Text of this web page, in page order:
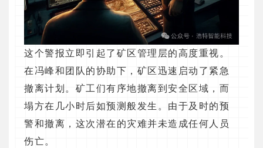
这个警报立即引起了矿区管理层的高度重视。
在冯峰和团队的协助下，矿区迅速启动了紧急
撤离计划。矿工们有序地撤离到安全区域，而
塌方在几小时后如预测般发生。由于及时的预
警和撤离，这次潜在的灾难并未造成任何人员
伤亡。